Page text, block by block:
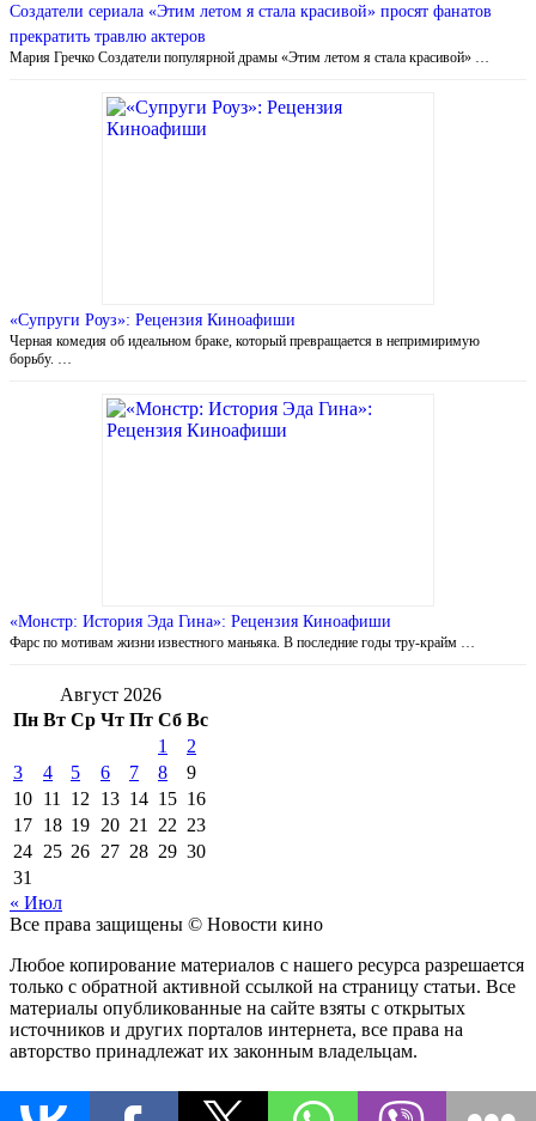
Создатели сериала «Этим летом я стала красивой» просят фанатов
прекратить травлю актеров
Мария Гречко Создатели популярной драмы «Этим летом я стала красивой» …
«Супруги Роуз»: Рецензия Киноафиши
Черная комедия об идеальном браке, который превращается в непримиримую
борьбу. …
«Монстр: История Эда Гина»: Рецензия Киноафиши
Фарс по мотивам жизни известного маньяка. В последние годы тру-крайм …
Август 2026
Пн Вт Ср Чт Пт Сб Вс
1
2
3
4 5 6 7 8
9
10 11 12 13 14 15 16
17 18 19 20 21 22 23
24 25 26 27 28 29 30
31
« Июл
Все права защищены © Новости кино
Любое копирование материалов с нашего ресурса разрешается
только с обратной активной ссылкой на страницу статьи. Все
материалы опубликованные на сайте взяты с открытых
источников и других порталов интернета, все права на
авторство принадлежат их законным владельцам.